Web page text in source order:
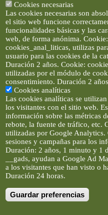
Artículos e imágenes son
permite la difusión de los
Cookies necesarias
Las cookies necesarias son
el sitio web funcione
funcionalidades básicas y las
web, de forma anónima.
cookies_anal_liticas, utilizas
usuario para las cookies de la
Duración 2 años. Cookie:
utilizadas por el módulo de
consentimiento. Duración 2
Cookies analíticas
Las cookies analíticas se
los visitantes con el sitio web.
información sobre las métricas
rebote, la fuente de tráfico, etc.
utilizadas por Google Analytics.
sesiones y campañas para los
Duración: 2 años, 1 minuto y 1
__gads, ayudan a Google Ad
a los visitantes que han visto o
Duración 24 horas.
Guardar preferencias